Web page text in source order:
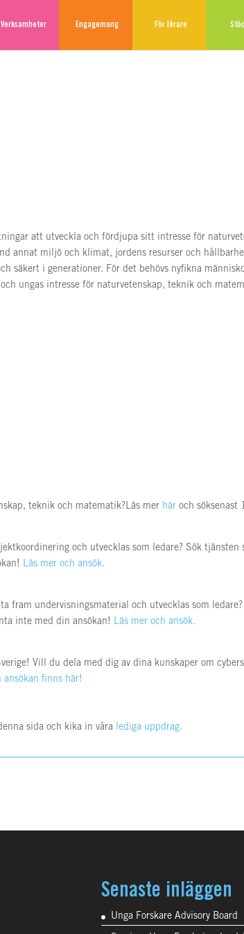
Verksamheter Engagemang För lärare
att utveckla och fördjupa sitt intresse för
annat miljö och klimat, jordens resurser och
säkert i generationer. För det behövs nyfikna
ungas intresse för naturvetenskap, teknik och
teknik och matematik?Läs mer häroch söksenast
och utvecklas som ledare? Sök tjänsten
Läs mer och ansök.
fram undervisningsmaterial och utvecklas som
inte med din ansökan! Läs mer och ansök.
Vill du dela med dig av dina kunskaper om
finns här!
sida och kika in våra lediga uppdrag.
Senaste inläggen
Unga Forskare Advisory Board